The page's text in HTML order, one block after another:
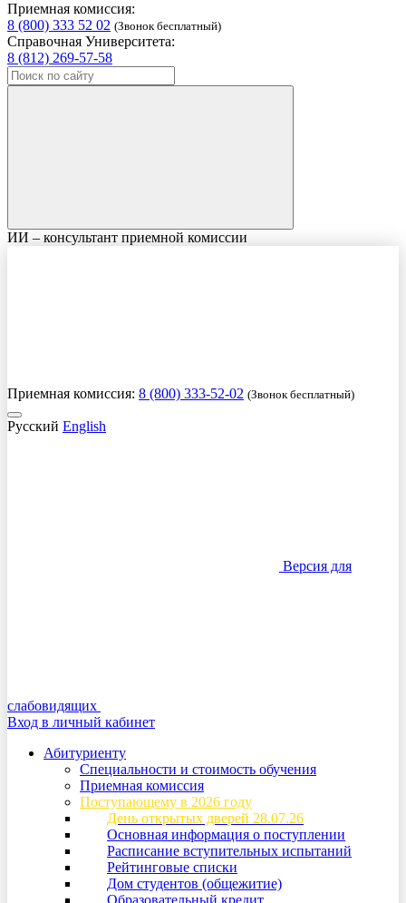
Приемная комиссия:
8 (800) 333 52 02 (Звонок бесплатный)
Справочная Университета:
8 (812) 269-57-58
ИИ – консультант приемной комиссии
Приемная комиссия: 8 (800) 333-52-02 (Звонок бесплатный)
Русский English
Версия для
слабовидящих
Вход в личный кабинет
Абитуриенту
Специальности и стоимость обучения
Приемная комиссия
Поступающему в 2026 году
День открытых дверей 28.07.26
Основная информация о поступлении
Расписание вступительных испытаний
Рейтинговые списки
Дом студентов (общежитие)
Образовательный кредит